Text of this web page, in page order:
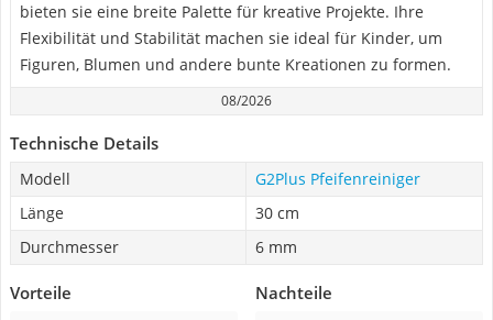
bieten sie eine breite Palette für kreative Projekte. Ihre
Flexibilität und Stabilität machen sie ideal für Kinder, um
Figuren, Blumen und andere bunte Kreationen zu formen.
08/2026
Technische Details
Modell
G2Plus Pfeifenreiniger
Länge
30 cm
Durchmesser
6 mm
Vorteile Nachteile